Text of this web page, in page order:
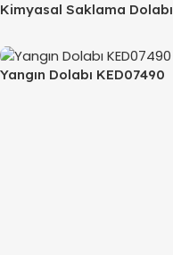
Kimyasal Saklama Dolabı
Yangın Dolabı KED07490